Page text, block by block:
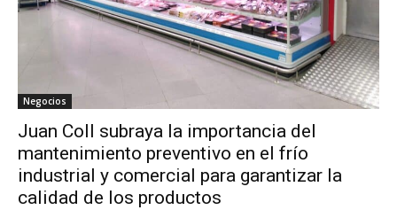
Negocios
Juan Coll subraya la importancia del
mantenimiento preventivo en el frío
industrial y comercial para garantizar la
calidad de los productos